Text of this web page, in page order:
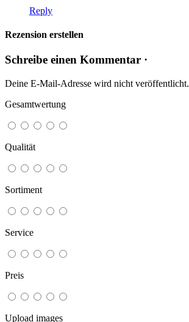
Reply
Rezension erstellen
Schreibe einen Kommentar ·
Deine E-Mail-Adresse wird nicht veröffentlicht.
Gesamtwertung
Qualität
Sortiment
Service
Preis
Upload images